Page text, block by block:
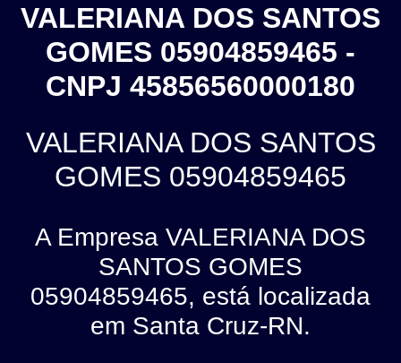
VALERIANA DOS SANTOS
GOMES 05904859465 -
CNPJ 45856560000180
VALERIANA DOS SANTOS
GOMES 05904859465
A Empresa VALERIANA DOS
SANTOS GOMES
05904859465, está localizada
em Santa Cruz-RN.